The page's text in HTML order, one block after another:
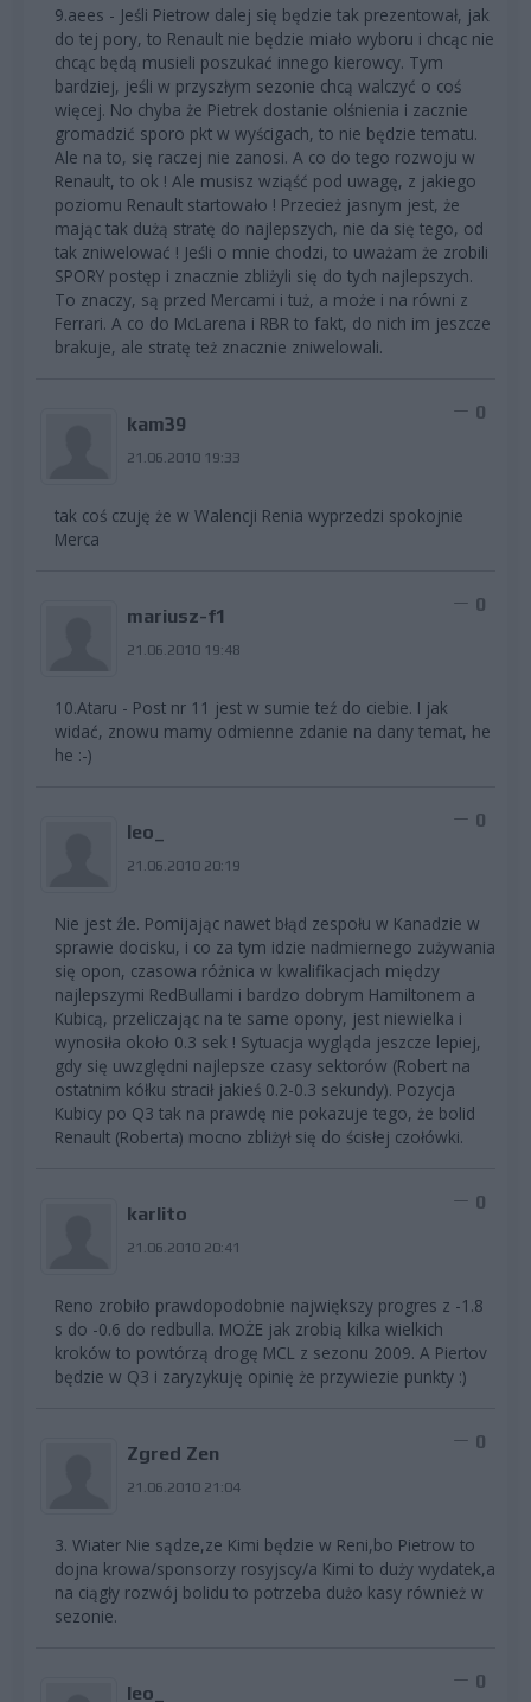
9.aees - Jeśli Pietrow dalej się będzie tak prezentował, jak
do tej pory, to Renault nie będzie miało wyboru i chcąc nie
chcąc będą musieli poszukać innego kierowcy. Tym
bardziej, jeśli w przyszłym sezonie chcą walczyć o coś
więcej. No chyba że Pietrek dostanie olśnienia i zacznie
gromadzić sporo pkt w wyścigach, to nie będzie tematu.
Ale na to, się raczej nie zanosi. A co do tego rozwoju w
Renault, to ok ! Ale musisz wziąść pod uwagę, z jakiego
poziomu Renault startowało ! Przecież jasnym jest, że
mając tak dużą stratę do najlepszych, nie da się tego, od
tak zniwelować ! Jeśli o mnie chodzi, to uważam że zrobili
SPORY postęp i znacznie zbliżyli się do tych najlepszych.
To znaczy, są przed Mercami i tuż, a może i na równi z
Ferrari. A co do McLarena i RBR to fakt, do nich im jeszcze
brakuje, ale stratę też znacznie zniwelowali.
kam39
21.06.2010 19:33
0
tak coś czuję że w Walencji Renia wyprzedzi spokojnie
Merca
mariusz-f1
21.06.2010 19:48
0
10.Ataru - Post nr 11 jest w sumie teź do ciebie. I jak
widać, znowu mamy odmienne zdanie na dany temat, he
he :-)
leo_
21.06.2010 20:19
0
Nie jest źle. Pomijając nawet błąd zespołu w Kanadzie w
sprawie docisku, i co za tym idzie nadmiernego zużywania
się opon, czasowa różnica w kwalifikacjach między
najlepszymi RedBullami i bardzo dobrym Hamiltonem a
Kubicą, przeliczając na te same opony, jest niewielka i
wynosiła około 0.3 sek ! Sytuacja wygląda jeszcze lepiej,
gdy się uwzględni najlepsze czasy sektorów (Robert na
ostatnim kółku stracił jakieś 0.2-0.3 sekundy). Pozycja
Kubicy po Q3 tak na prawdę nie pokazuje tego, że bolid
Renault (Roberta) mocno zbliżył się do ścisłej czołówki.
karlito
21.06.2010 20:41
0
Reno zrobiło prawdopodobnie największy progres z -1.8
s do -0.6 do redbulla. MOŻE jak zrobią kilka wielkich
kroków to powtórzą drogę MCL z sezonu 2009. A Piertov
będzie w Q3 i zaryzykuję opinię że przywiezie punkty :)
Zgred Zen
21.06.2010 21:04
0
3. Wiater Nie sądze,ze Kimi będzie w Reni,bo Pietrow to
dojna krowa/sponsorzy rosyjscy/a Kimi to duży wydatek,a
na ciągły rozwój bolidu to potrzeba dużo kasy również w
sezonie.
leo_
0